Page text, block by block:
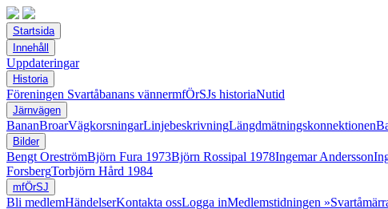
Startsida
Innehåll
Uppdateringar
Historia
Föreningen Svartåbanans vännermfÖrSJs historiaNutid
Järnvägen
BananBroarVägkorsningarLinjebeskrivningLängdmätningskonnektionen
Bilder
Bengt OreströmBjörn Fura 1973Björn Rossipal 1978Ingemar Andersson
ForsbergTorbjörn Hård 1984
mfÖrSJ
Bli medlemHändelserKontakta ossLogga inMedlemstidningen